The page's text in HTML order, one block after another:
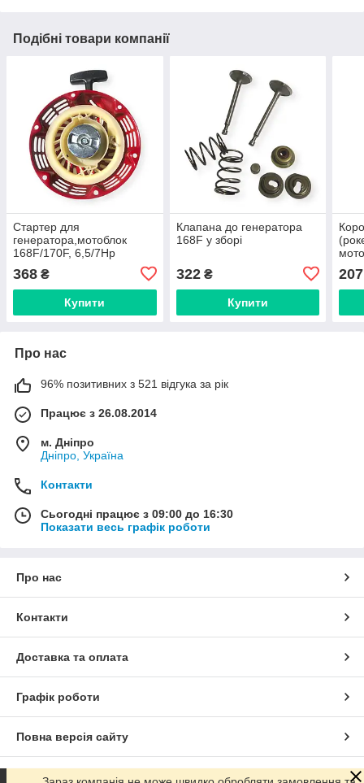
Подібні товари компанії
Стартер для
генератора,мотоблок
168F/170F, 6,5/7Hp
368 ₴
Купити
Клапана до генератора
168F у зборі
322₴
Купити
207
Про нас
96% позитивних з 521 відгука за рік
Працює з 26.08.2014
м. Дніпро
Дніпро, Україна
Контакти
Сьогодні працює з 09:00 до 16:30
Показати весь графік роботи
Про нас
Контакти
Доставка та оплата
Графік роботи
Повна версія сайту
Сайт створено на маркетплейсі Prom.ua